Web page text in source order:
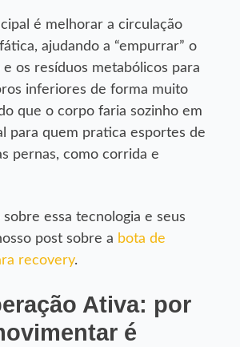
é melhorar a circulação
ajudando a “empurrar” o
e os resíduos metabólicos para
inferiores de forma muito
que o corpo faria sozinho em
para quem pratica esportes de
pernas, como corrida e
essa tecnologia e seus
post sobre a bota de
recovery.
Ativa: por
é